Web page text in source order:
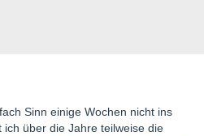
Sinn einige Wochen nicht ins
über die Jahre teilweise die